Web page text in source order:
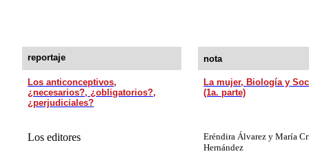
reportaje nota
Los anticonceptivos,
¿necesarios?, ¿obligatorios?,
¿perjudiciales?
La mujer, Biología y
(1a. parte)
Los editores
Eréndira Álvarez y María
Hernández